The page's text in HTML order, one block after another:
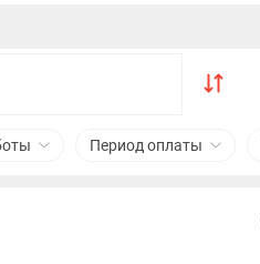
Период оплаты